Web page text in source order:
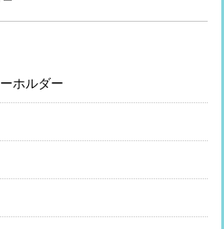
ホルダー